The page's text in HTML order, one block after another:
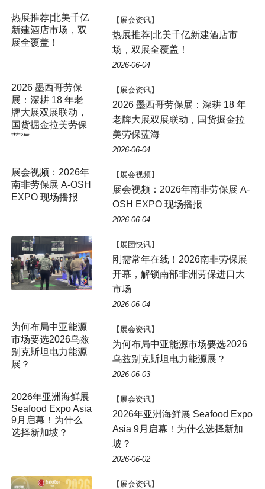
【展会资讯】
热展推荐|北美千亿新建酒店市
场，双展全覆盖！
2026-06-04
【展会资讯】
2026 墨西哥劳保展：深耕 18 年
老牌大展双展联动，国货掘金拉
美劳保蓝海
2026-06-04
【展会视频】
展会视频：2026年南非劳保展 A-
OSH EXPO 现场播报
2026-06-04
【展团快讯】
刚需常年在线！2026南非劳保展
开幕，解锁南部非洲劳保进口大
市场
2026-06-04
【展会资讯】
为何布局中亚能源市场要选2026
乌兹别克斯坦电力能源展？
2026-06-03
【展会资讯】
2026年亚洲海鲜展 Seafood Expo
Asia 9月启幕！为什么选择新加
坡？
2026-06-02
【展会资讯】